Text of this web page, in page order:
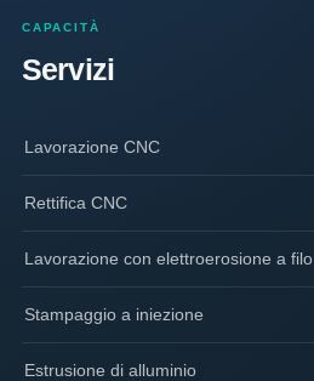
CAPACITÀ
Servizi
Lavorazione CNC
Rettifica CNC
Lavorazione con elettroerosione a filo
Stampaggio a iniezione
Estrusione di alluminio